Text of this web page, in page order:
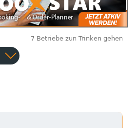
7 Betriebe zun Trinken gehen